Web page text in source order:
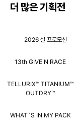
더 많은 기획전
2026 설 프로모션
13th GIVE N RACE
TELLURIX™ TITANIUM™
OUTDRY™
WHAT`S IN MY PACK